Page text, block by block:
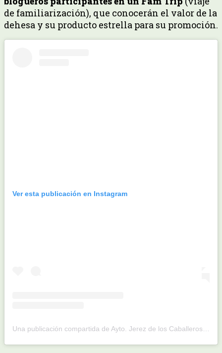
de familiarización), que conocerán el valor de la
dehesa y su producto estrella para su promoción.
Ver esta publicación en Instagram
Una publicación compartida de Ayto. Jerez de los Caballeros (@aytojerezcaballeros)